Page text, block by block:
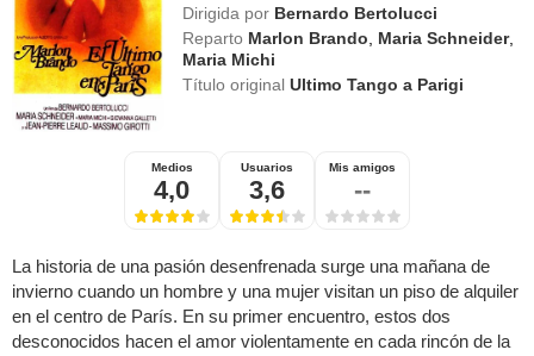
Dirigida por Bernardo Bertolucci
Reparto Marlon Brando, Maria Schneider,
Maria Michi
Título originalUltimo Tango a Parigi
Medios
4,0
Usuarios
3,6
Mis amigos
--
La historia de una pasión desenfrenada surge una mañana de
invierno cuando un hombre y una mujer visitan un piso de alquiler
en el centro de París. En su primer encuentro, estos dos
desconocidos hacen el amor violentamente en cada rincón de la